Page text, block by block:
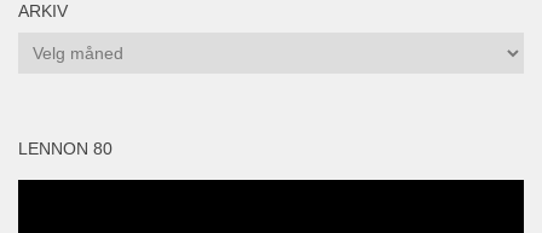
ARKIV
Arkiv
LENNON 80